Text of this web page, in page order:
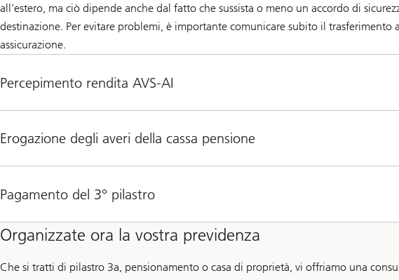
all’estero, ma ciò dipende anche dal fatto che sussista o meno un accordo di
destinazione. Per evitare problemi, è importante comunicare subito il trasferimento
assicurazione.
Percepimento rendita AVS-AI
Erogazione degli averi della cassa pensione
Pagamento del 3° pilastro
Organizzate ora la vostra previdenza
Che si tratti di pilastro 3a, pensionamento o casa di proprietà, vi offriamo una